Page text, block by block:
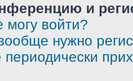
и
могу войти?
нужно